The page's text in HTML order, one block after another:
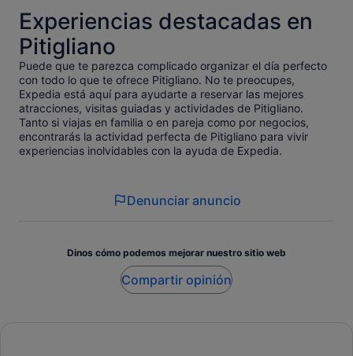
Experiencias destacadas en
Pitigliano
Puede que te parezca complicado organizar el día perfecto
con todo lo que te ofrece Pitigliano. No te preocupes,
Expedia está aquí para ayudarte a reservar las mejores
atracciones, visitas guiadas y actividades de Pitigliano.
Tanto si viajas en familia o en pareja como por negocios,
encontrarás la actividad perfecta de Pitigliano para vivir
experiencias inolvidables con la ayuda de Expedia.
Denunciar anuncio
Dinos cómo podemos mejorar nuestro sitio web
Compartir opinión